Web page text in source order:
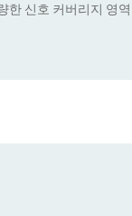
신호 커버리지 영